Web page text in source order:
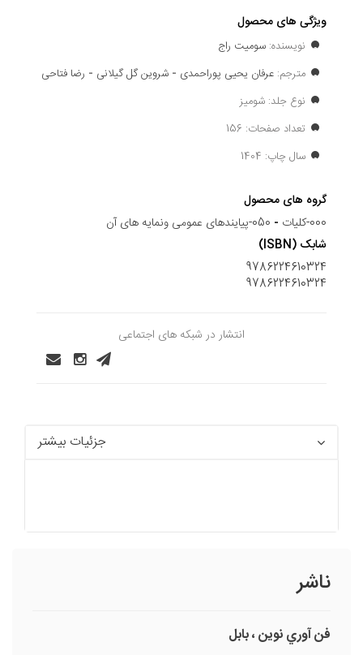
ویژگی های محصول
نویسنده: سومیت راج
مترجم: عرفان یحیی پوراحمدی - شروین گل گیلانی - رضا فتاحی
نوع جلد: شومیز
تعداد صفحات: 156
سال چاپ: 1404
گروه های محصول
000-کلیات
- 050-پیایندهای عمومی ونمایه های آن
شابک (ISBN)
9786224610324
9786224610324
انتشار در شبکه های اجتماعی
جزئیات بیشتر
ناشر
فن آوري نوين ، بابل